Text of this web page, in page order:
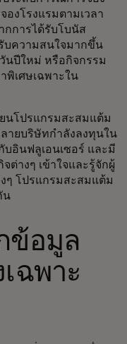
องโรงแรมตามเวลา
กการได้รับโบนัส
บความสนใจมากขึ้น
นปีใหม่ หรือกิจกรรม
พิเศษเฉพาะใน
นโปรแกรมสะสมแต้ม
ายบริษัทกำลังลงทุนใน
บอินฟลูเอนเซอร์ และมี
างๆ เข้าใจและรู้จักผู้
ๆ โปรแกรมสะสมแต้ม
น
ข้อมูล
ฉพาะ